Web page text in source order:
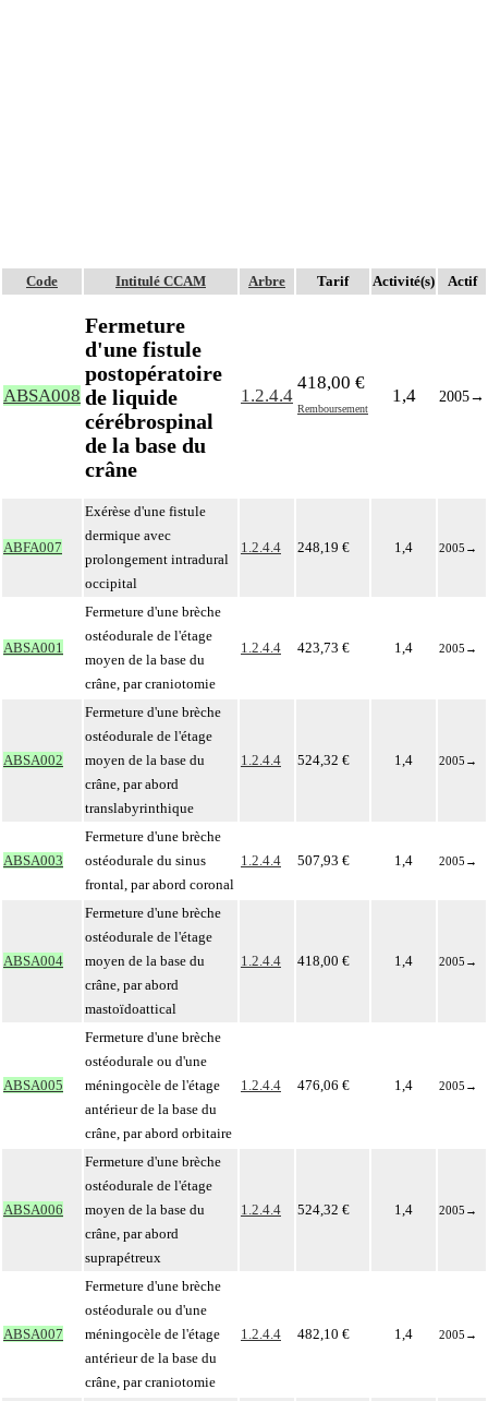
Code Intitulé CCAM Arbre Tarif Activité(s) Actif
ABSA008
Fermeture
d'une fistule
postopératoire
de liquide
cérébrospinal
de la base du
crâne
1.2.4.4
418,00 €
Remboursement
1,4 2005→
ABFA007
Exérèse d'une fistule
dermique avec
prolongement intradural
occipital
1.2.4.4 248,19 € 1,4 2005 →
ABSA001
Fermeture d'une brèche
ostéodurale de l'étage
moyen de la base du
crâne, par craniotomie
1.2.4.4 423,73 € 1,4 2005 →
ABSA002
Fermeture d'une brèche
ostéodurale de l'étage
moyen de la base du
crâne, par abord
translabyrinthique
1.2.4.4 524,32 € 1,4 2005 →
ABSA003
Fermeture d'une brèche
ostéodurale du sinus
frontal, par abord coronal
1.2.4.4 507,93 € 1,4 2005 →
ABSA004
Fermeture d'une brèche
ostéodurale de l'étage
moyen de la base du
crâne, par abord
mastoïdoattical
1.2.4.4 418,00 € 1,4 2005 →
ABSA005
Fermeture d'une brèche
ostéodurale ou d'une
méningocèle de l'étage
antérieur de la base du
crâne, par abord orbitaire
1.2.4.4 476,06 € 1,4 2005 →
ABSA006
Fermeture d'une brèche
ostéodurale de l'étage
moyen de la base du
crâne, par abord
suprapétreux
1.2.4.4 524,32 € 1,4 2005 →
ABSA007
Fermeture d'une brèche
ostéodurale ou d'une
méningocèle de l'étage
antérieur de la base du
crâne, par craniotomie
1.2.4.4 482,10 € 1,4 2005 →